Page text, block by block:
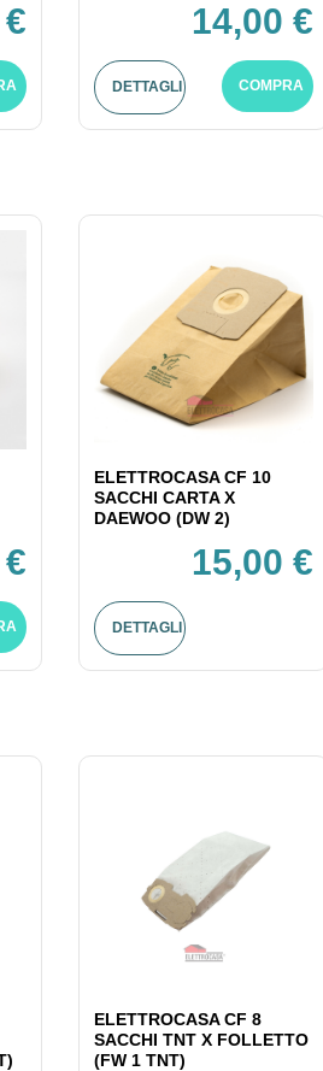
14,00 €
DETTAGLI COMPRA
ELETTROCASA CF 10
SACCHI CARTA X
DAEWOO (DW 2)
15,00 €
DETTAGLI
ELETTROCASA CF 8
SACCHI TNT X FOLLETTO
(FW 1 TNT)